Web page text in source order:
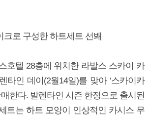
크로 구성한 하트세트 선봬
호텔 28층에 위치한 라발스 스카이 카
타인 데이(2월14일)를 맞아 ‘스카이카
한다. 발렌타인 시즌 한정으로 출시된
트는 하트 모양이 인상적인 카시스 무